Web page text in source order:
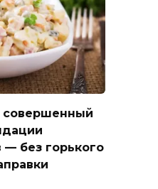
совершенный
без горького